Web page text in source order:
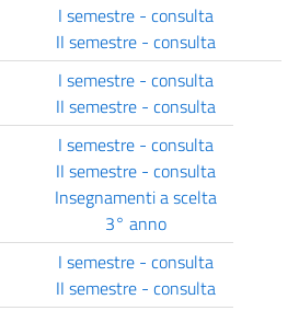
I semestre - consulta
II semestre - consulta
I semestre - consulta
II semestre - consulta
I semestre - consulta
II semestre - consulta
Insegnamenti a scelta
3° anno
I semestre - consulta
II semestre - consulta